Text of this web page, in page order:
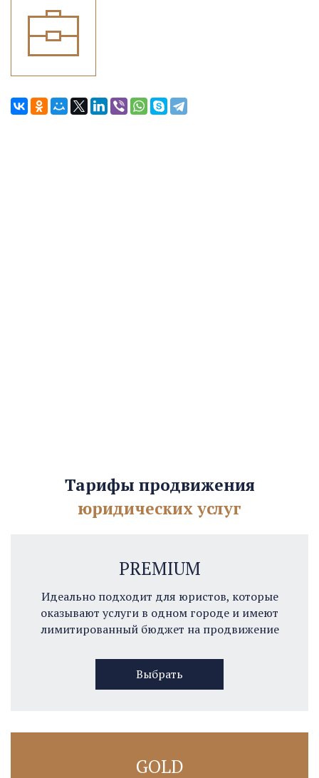
Тарифы продвижения
юридических услуг
PREMIUM
Идеально подходит для юристов, которые
оказывают услуги в одном городе и имеют
лимитированный бюджет на продвижение
Выбрать
GOLD